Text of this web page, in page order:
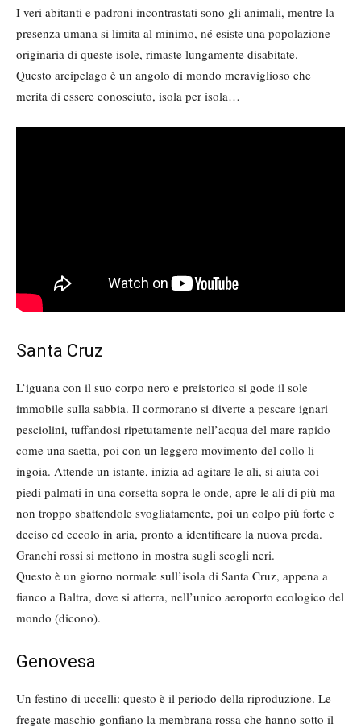
I veri abitanti e padroni incontrastati sono gli animali, mentre la
presenza umana si limita al minimo, né esiste una popolazione
originaria di queste isole, rimaste lungamente disabitate.
Questo arcipelago è un angolo di mondo meraviglioso che
merita di essere conosciuto, isola per isola…
Santa Cruz
L’iguana con il suo corpo nero e preistorico si gode il sole
immobile sulla sabbia. Il cormorano si diverte a pescare ignari
pesciolini, tuffandosi ripetutamente nell’acqua del mare rapido
come una saetta, poi con un leggero movimento del collo li
ingoia. Attende un istante, inizia ad agitare le ali, si aiuta coi
piedi palmati in una corsetta sopra le onde, apre le ali di più ma
non troppo sbattendole svogliatamente, poi un colpo più forte e
deciso ed eccolo in aria, pronto a identificare la nuova preda.
Granchi rossi si mettono in mostra sugli scogli neri.
Questo è un giorno normale sull’isola di Santa Cruz, appena a
fianco a Baltra, dove si atterra, nell’unico aeroporto ecologico del
mondo (dicono).
Genovesa
Un festino di uccelli: questo è il periodo della riproduzione. Le
fregate maschio gonfiano la membrana rossa che hanno sotto il